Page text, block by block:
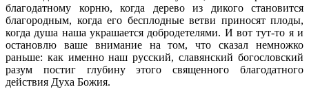
благодатному корню, когда дерево из дикого становится
благородным, когда его бесплодные ветви приносят плоды,
когда душа наша украшается добродетелями. И вот тут-то я и
остановлю ваше внимание на том, что сказал немножко
раньше: как именно наш русский, славянский богословский
разум постиг глубину этого священного благодатного
действия Духа Божия.